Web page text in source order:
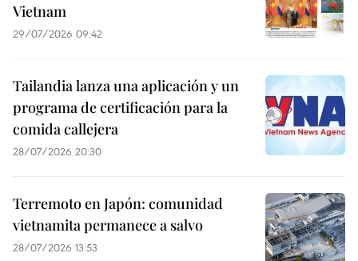
Vietnam
29/07/2026 09:42
Tailandia lanza una aplicación y un
programa de certificación para la
comida callejera
28/07/2026 20:30
Terremoto en Japón: comunidad
vietnamita permanece a salvo
28/07/2026 13:53